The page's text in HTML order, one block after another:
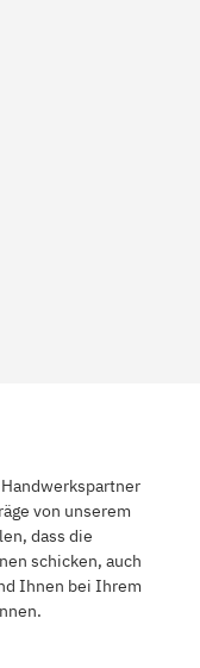
von unserem
dass die
schicken, auch
Ihnen bei Ihrem